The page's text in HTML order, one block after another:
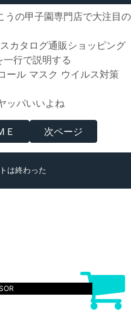
の甲子園専門店で大注目の
カタログ通販ショッピング
行で説明する
ール マスク ウイルス対策
ッパいいよね
Ｅ 次ページ
は終わった